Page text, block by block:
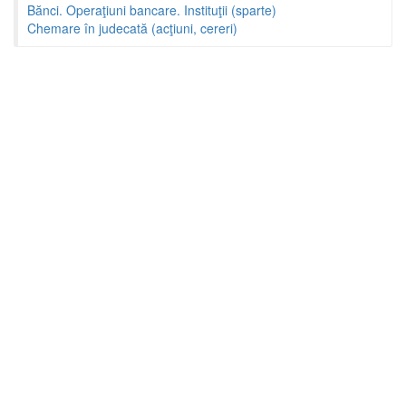
Bănci. Operaţiuni bancare. Instituţii (sparte)
Chemare în judecată (acţiuni, cereri)